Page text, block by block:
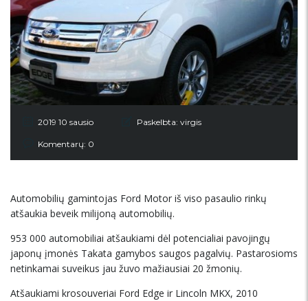
2019 10 sausio Paskelbta: virgis
Komentarų: 0
Automobilių gamintojas Ford Motor iš viso pasaulio rinkų
atšaukia beveik milijoną automobilių.
953 000 automobiliai atšaukiami dėl potencialiai pavojingų
japonų įmonės Takata gamybos saugos pagalvių. Pastarosioms
netinkamai suveikus jau žuvo mažiausiai 20 žmonių.
Atšaukiami krosouveriai Ford Edge ir Lincoln MKX, 2010